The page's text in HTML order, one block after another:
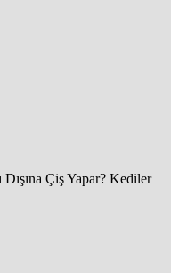
Çiş Yapar? Kediler